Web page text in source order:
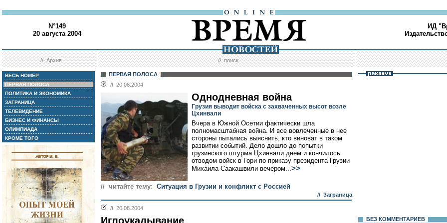
N°149
20 августа 2004
ИД
//Архив //поиск
ВЕСЬ НОМЕР
ПЕРВАЯ ПОЛОСА
ПОЛИТИКА И ЭКОНОМИКА
ЗАГРАНИЦА
ТЕЛЕВИДЕНИЕ
БИЗНЕС И ФИНАНСЫ
ОЛИМПИАДА
КРОМЕ ТОГО
ПЕРВАЯ ПОЛОСА
// 20.08.2004
Однодневная война
Грузия выводит войска с захваченных высот возле
Цхинвали
Вчера в Южной Осетии фактически шла
полномасштабная война. И все вовлеченные в нее
стороны пытались выяснить, кто виноват в таком
развитии событий. Дело дошло до попытки
грузинского штурма Цхинвали днем и кончилось
отводом войск в Гори по приказу президента Грузии
Михаила Саакашвили вечером...>>
// читайте тему: Ситуация в Грузии и конфликт с Россией
// Заграница
// 20.08.2004
Иглоукалывание
БЕЗ КОМMЕНТАРИЕВ